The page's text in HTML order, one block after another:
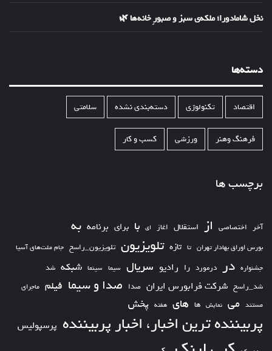
نخل شامادورا؛ ملکه‌ی سبز و صبورِ خانه‌ها 🌿
دسته‌ها
اقتصاد تکنولوژی دسته‌بندی نشده سلامتی
فرهنگ وهنر ورزشی کسب و کار
برچسب ها
آخر اختصاصی از استقلال اغاز ای با برای برنامه به
بورس اوراق بهادار تهران تا تازه تلویزیون تلویزیون_راسخ جام ملت‌های آسیا
جشنواره در درمورد را رادیو سریال سیما سینما شبکه شد
شد_راسخ شرکت فرابورس ایران صدا صدا و سیما فیلم ماجرای
مستند می نمایش ها های هفته پخش
پربیننده ترین اخبار، اخبار پربیننده پرسپولیس